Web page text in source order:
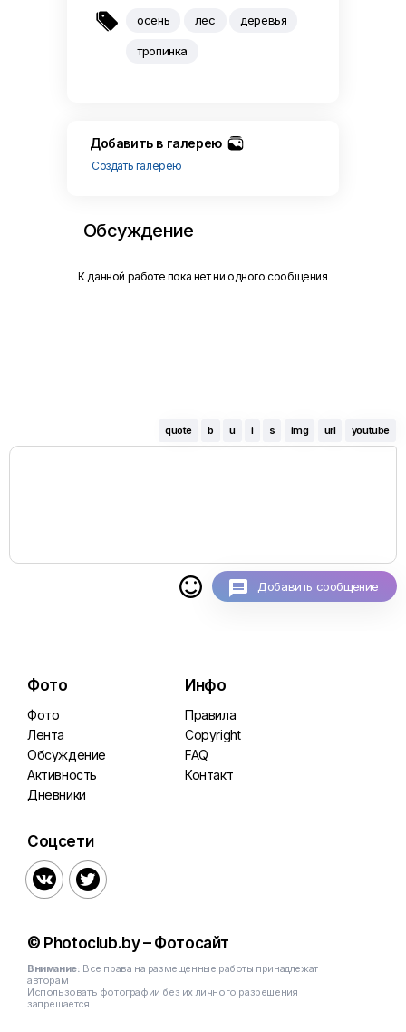
 осень лес деревья
тропинка
Добавить в галерею
Создать галерею
Обсуждение
К данной работе пока нет ни одного сообщения
quote b u i s img url youtube
 Добавить сообщение
Фото
Фото
Лента
Обсуждение
Активность
Дневники
Инфо
Правила
Copyright
FAQ
Контакт
Соцсети
 
© Photoclub.by – Фотосайт
Внимание: Все права на размещенные работы принадлежат
авторам
Использовать фотографии без их личного разрешения
запрещается